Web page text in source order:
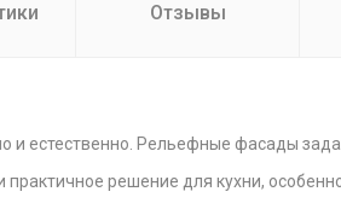
Отзывы
и естественно. Рельефные фасады
решение для кухни,